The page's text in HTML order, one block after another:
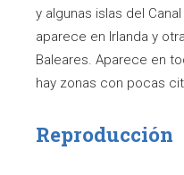
y algunas islas del
aparece en Irlanda y
Baleares. Aparece en
hay zonas con pocas
Reproducción